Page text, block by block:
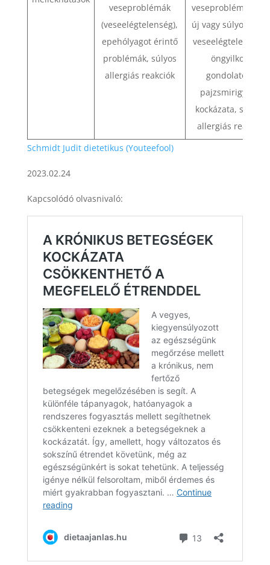
veseproblémák
(veseelégtelenség),
epehólyagot érintő
problémák, súlyos
allergiás reakciók
veseproblémák (pl.
új vagy súlyosbodó
veseelégtelenség),
öngyilkos
gondolatok,
pajzsmirigyrák
kockázata, súlyos
allergiás reakció
Schmidt Judit dietetikus (Youteefool)
2023.02.24
Kapcsolódó olvasnivaló: